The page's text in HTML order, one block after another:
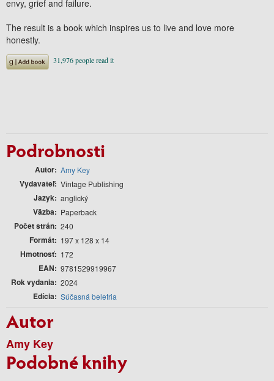
envy, grief and failure.
The result is a book which inspires us to live and love more
honestly.
Podrobnosti
Autor Amy Key
Vydavateľ Vintage Publishing
Jazyk anglický
Väzba Paperback
Počet strán 240
Formát 197 x 128 x 14
Hmotnosť 172
EAN 9781529919967
Rok vydania 2024
Edícia Súčasná beletria
Autor
Amy Key
Podobné knihy